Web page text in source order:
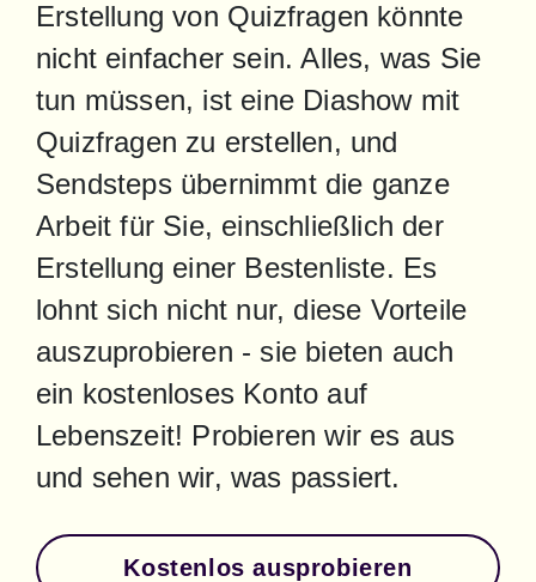
Erstellung von Quizfragen könnte
nicht einfacher sein. Alles, was Sie
tun müssen, ist eine Diashow mit
Quizfragen zu erstellen, und
Sendsteps übernimmt die ganze
Arbeit für Sie, einschließlich der
Erstellung einer Bestenliste. Es
lohnt sich nicht nur, diese Vorteile
auszuprobieren - sie bieten auch
ein kostenloses Konto auf
Lebenszeit! Probieren wir es aus
und sehen wir, was passiert.
Kostenlos ausprobieren